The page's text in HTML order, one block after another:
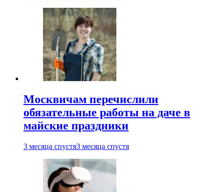
Москвичам перечислили
обязательные работы на даче в
майские праздники
3 месяца спустя3 месяца спустя